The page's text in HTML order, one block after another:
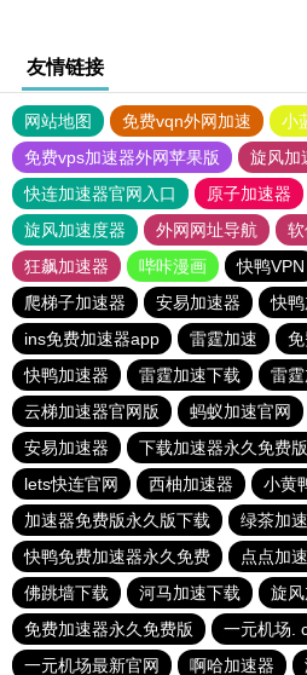
友情链接
网站地图 免费vqn外网加速
小
免费vps加速器外网苹果版
旋风加
快连加速器官网入口
原子加速器
旋风加速度器
外网网址导航
狂飙加速器
哔咔漫画 快鸭VPN
爬梯子加速器
安易加速器
快
ins免费加速器app
雷霆加速
快鸭加速器
雷霆加速下载
雷
云梯加速器官网版
蚂蚁加速官网
安易加速器
下载加速器永久免费版
lets快连官网
西柚加速器
小黄
加速器免费版永久版下载
绿茶加
快鸭免费加速器永久免费
点点加
佛跳墙下载
河马加速下载
旋
免费加速器永久免费版
一元机场.
一元机场最新官网
啊哈加速器